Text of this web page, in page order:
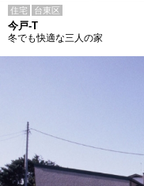
住宅 台東区
今戸-T
冬でも快適な三人の家